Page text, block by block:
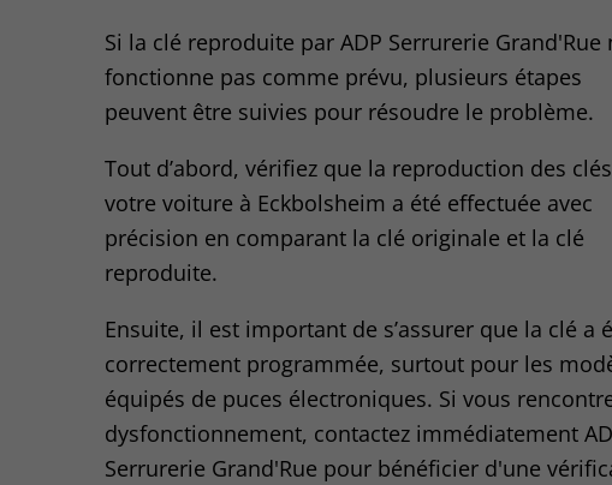
Si la clé reproduite par ADP Serrurerie Grand'Rue
fonctionne pas comme prévu, plusieurs étapes
peuvent être suivies pour résoudre le problème.
Tout d’abord, vérifiez que la reproduction des
votre voiture à Eckbolsheim a été effectuée avec
précision en comparant la clé originale et la clé
reproduite.
Ensuite, il est important de s’assurer que la clé a
correctement programmée, surtout pour les
équipés de puces électroniques. Si vous
dysfonctionnement, contactez immédiatement
Serrurerie Grand'Rue pour bénéficier d'une